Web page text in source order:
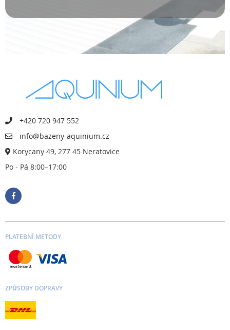
+420 720 947 552
info@bazeny-aquinium.cz
Korycany 49, 277 45 Neratovice
Po - Pá 8:00–17:00
PLATEBNÍ METODY
ZPŮSOBY DOPRAVY